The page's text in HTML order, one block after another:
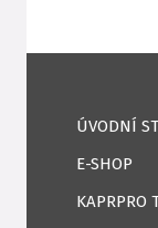
ÚVODNÍ
E-SHOP
KAPRPRO